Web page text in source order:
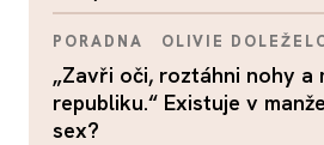
PORADNA OLIVIE
„Zavři oči, roztáhni nohy a
republiku.“ Existuje v
sex?